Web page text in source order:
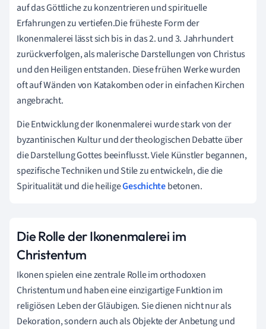
auf das Göttliche zu konzentrieren und spirituelle
Erfahrungen zu vertiefen.Die früheste Form der
Ikonenmalerei lässt sich bis in das 2. und 3. Jahrhundert
zurückverfolgen, als malerische Darstellungen von Christus
und den Heiligen entstanden. Diese frühen Werke wurden
oft auf Wänden von Katakomben oder in einfachen Kirchen
angebracht.
Die Entwicklung der Ikonenmalerei wurde stark von der
byzantinischen Kultur und der theologischen Debatte über
die Darstellung Gottes beeinflusst. Viele Künstler begannen,
spezifische Techniken und Stile zu entwickeln, die die
Spiritualität und die heiligeGeschichtebetonen.
Die Rolle der Ikonenmalerei im
Christentum
Ikonen spielen eine zentrale Rolle im orthodoxen
Christentum und haben eine einzigartige Funktion im
religiösen Leben der Gläubigen. Sie dienen nicht nur als
Dekoration, sondern auch als Objekte der Anbetung und